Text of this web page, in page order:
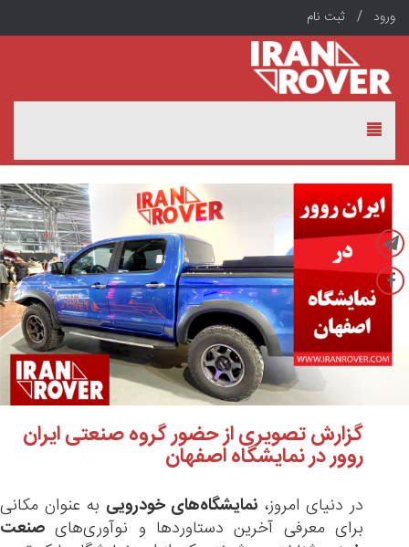
ورود / ثبت نام
گزارش تصویری از حضور گروه صنعتی ایران
روور در نمایشگاه اصفهان
در دنیای امروز،نمایشگاه‌های خودروییبه عنوان مکانی
برای معرفی آخرین دستاوردها و نوآوری‌هایصنعت